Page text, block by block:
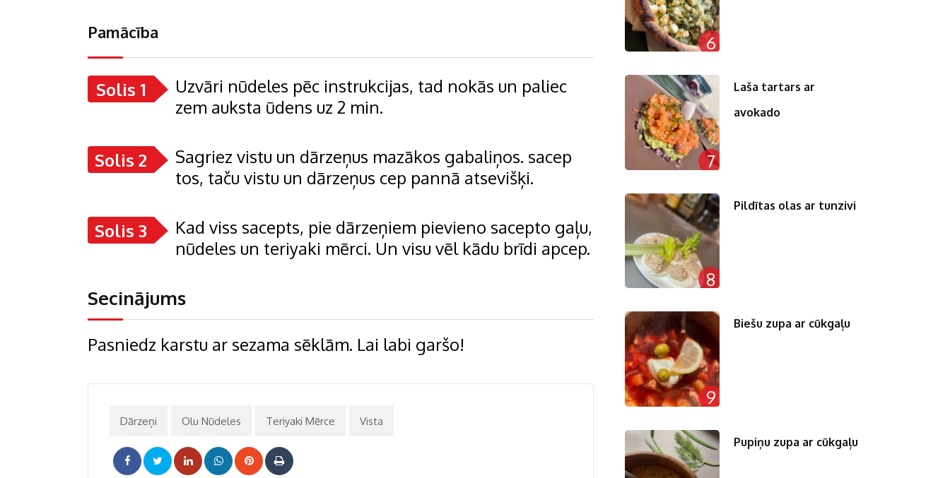
Pamācība
Solis 1
Uzvāri nūdeles pēc instrukcijas, tad nokās un paliec
zem auksta ūdens uz 2 min.
Solis 2
Sagriez vistu un dārzeņus mazākos gabaliņos. sacep
tos, taču vistu un dārzeņus cep pannā atsevišķi.
Solis 3
Kad viss sacepts, pie dārzeņiem pievieno sacepto gaļu,
nūdeles un teriyaki mērci. Un visu vēl kādu brīdi apcep.
Secinājums
Pasniedz karstu ar sezama sēklām. Lai labi garšo!
Dārzeņi Olu Nūdeles Teriyaki Mērce Vista
LinkedInWhatsappPinterest
Print
6
7
Laša tartars ar
avokado
8
Pildītas olas ar tunzivi
9
Biešu zupa ar cūkgaļu
Pupiņu zupa ar cūkgaļu